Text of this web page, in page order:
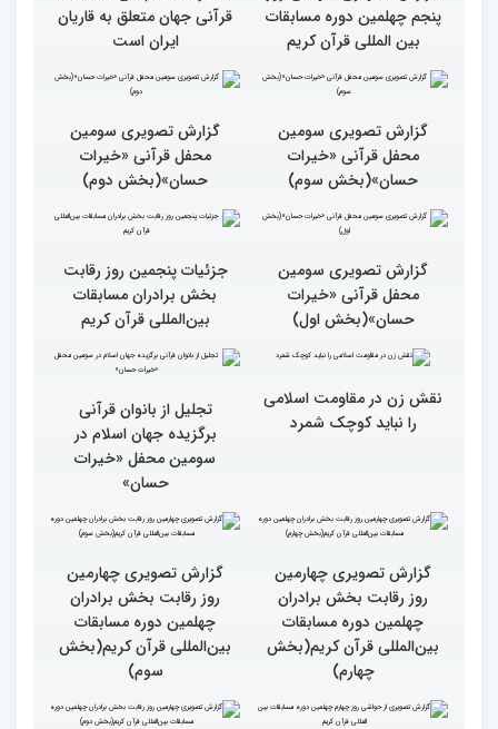
گزارش تصویری حواشی روز
پنجم چهلمین دوره مسابقات
بین المللی قرآن کریم
۶۰ درصد مقام‌های مسابقات
قرآنی جهان متعلق به قاریان
ایران است
گزارش تصویری سومین
محفل قرآنی «خیرات
حسان»(بخش سوم)
گزارش تصویری سومین
محفل قرآنی «خیرات
حسان»(بخش دوم)
گزارش تصویری سومین
جزئیات پنجمین روز رقابت
بخش برادران مسابقات
بین‌المللی قرآن کریم
نقش زن در مقاومت اسلامی
را نباید کوچک شمرد
تجلیل از بانوان قرآنی
برگزیده جهان اسلام در
سومین محفل «خیرات
حسان»